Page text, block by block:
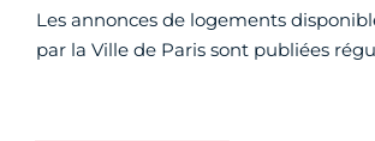
Les annonces de logements
par la Ville de Paris sont publiées